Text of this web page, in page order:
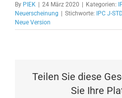
By PIEK | 24 März 2020 | Kategorien:
Neuerscheinung | Stichworte: IPC J-
Neue Version
Teilen Sie diese
Sie Ihre